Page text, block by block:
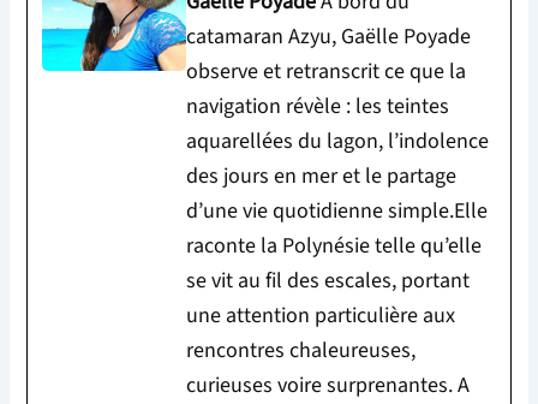
catamaran Azyu, Gaëlle Poyade
observe et retranscrit ce que la
navigation révèle : les teintes
aquarellées du lagon, l’indolence
des jours en mer et le partage
d’une vie quotidienne simple.Elle
raconte la Polynésie telle qu’elle
se vit au fil des escales, portant
une attention particulière aux
rencontres chaleureuses,
curieuses voire surprenantes. A